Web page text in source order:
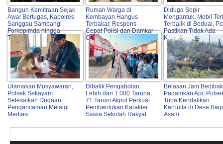
Bangun Kemitraan Sejak
Awal Bertugas, Kapolres
Sanggau Sambangi
Forkopimda hingga
Tokoh Adat
Rumah Warga di
Kembayan Hangus
Terbakar, Respons
Cepat Polisi dan Damkar
Cegah Api Meluas
Diduga Sopir
Mengantuk, Mobil
Terbalik di Beduai,
Pastikan Tidak Ada
Korban Jiwa
Utamakan Musyawarah,
Polsek Sekayam
Selesaikan Dugaan
Pengancaman Melalui
Mediasi
Dibalik Pengabdian
Lebih dari 1.000 Taruna,
71 Taruni Akpol Perkuat
Pembentukan Karakter
Siswa Sekolah Rakyat
Belasan Jam
Padamkan Api,
Toba Kendalikan
Karhutla di Desa
Asam